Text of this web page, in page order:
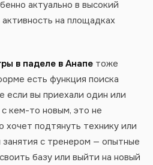
актуально в высокий
на площадках
в паделе в Анапе тоже
есть функция поиска
если вы приехали один или
кем-то новым, это не
хочет подтянуть технику или
занятия с тренером — опытные
базу или выйти на новый